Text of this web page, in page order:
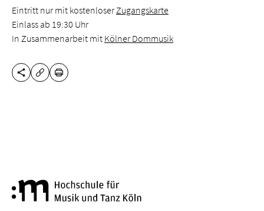
Eintritt nur mit kostenloserZugangskarte
Einlass ab 19:30 Uhr
In Zusammen­arbeit mit Kölner Dommusik
DIESE SEITE TEILEN
URL KOPIEREN
DRUCKEN